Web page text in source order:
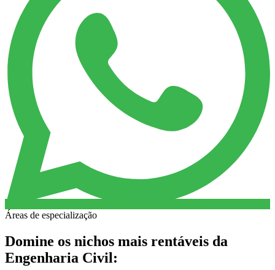
Áreas de especialização
Domine os nichos mais rentáveis da
Engenharia Civil: